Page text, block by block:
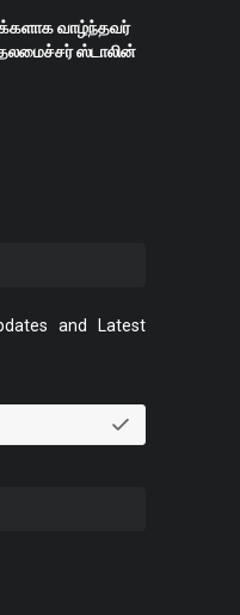
வாழ்ந்தவர்
ஸ்டாலின்
and Latest